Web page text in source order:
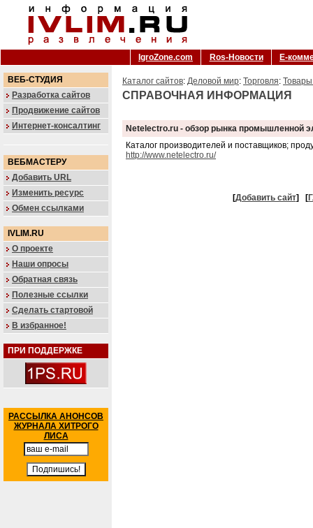
IgroZone.com Ros-Новости Е-
ВЕБ-СТУДИЯ
Разработка сайтов
Продвижение сайтов
Интернет-консалтинг
ВЕБМАСТЕРУ
Добавить URL
Изменить ресурс
Обмен ссылками
IVLIM.RU
О проекте
Наши опросы
Обратная связь
Полезные ссылки
Сделать стартовой
В избранное!
ПРИ ПОДДЕРЖКЕ
РАССЫЛКА АНОНСОВ
ЖУРНАЛА ХИТРОГО
ЛИСА
Каталог сайтов: Деловой мир: Торговля: Товары
СПРАВОЧНАЯ ИНФОРМАЦИЯ
Netelectro.ru - обзор рынка промышленной
Каталог производителей и поставщиков;
http://www.netelectro.ru/
[Добавить сайт] [